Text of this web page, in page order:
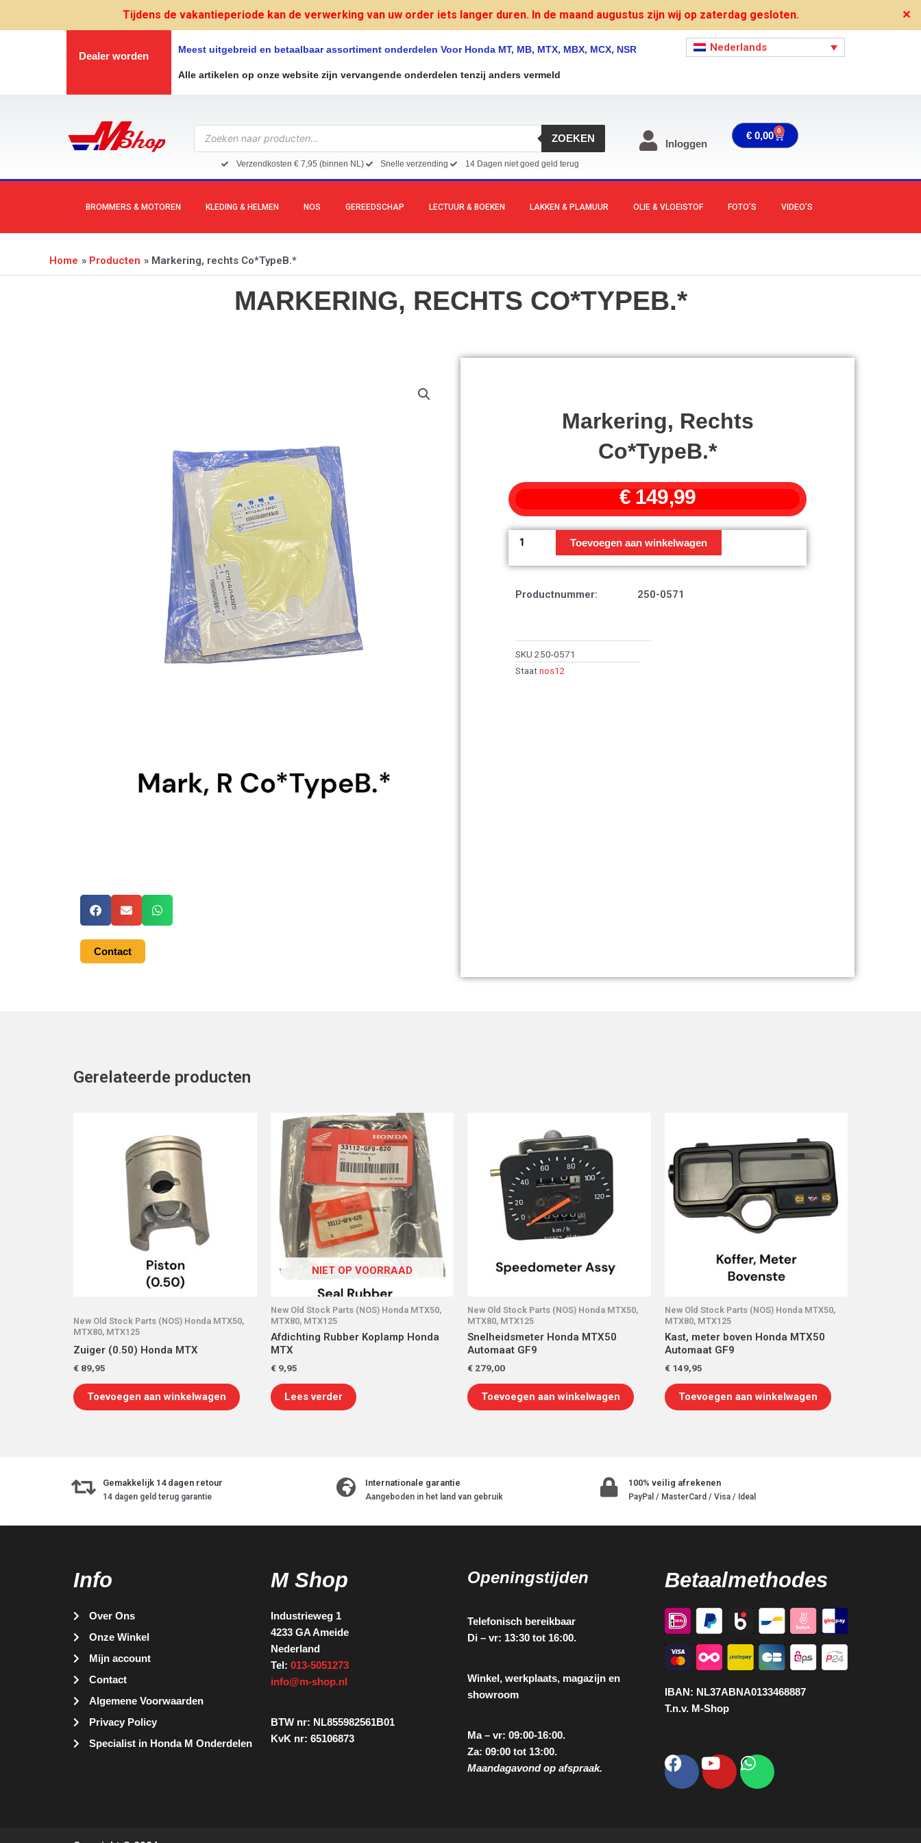
Tijdens de vakantieperiode kan de verwerking van uw order iets langer duren. In de maand augustus zijn wij op zaterdag gesloten. ✕
Dealer worden
Meest uitgebreid en betaalbaar assortiment onderdelen Voor Honda MT, MB, MTX, MBX, MCX, NSR
Alle artikelen op onze website zijn vervangende onderdelen tenzij anders vermeld
Nederlands
Producten
zoeken
ZOEKEN
Verzendkosten € 7,95 (binnen NL) Snelle verzending 14 Dagen niet goed geld terug
Inloggen
€ 0,00 0 Winkelwagen
BROMMERS & MOTOREN KLEDING & HELMEN NOS GEREEDSCHAP LECTUUR & BOEKEN LAKKEN & PLAMUUR OLIE & VLOEISTOF FOTO’S VIDEO’S
Home Producten Markering, rechts Co*TypeB.*
MARKERING, RECHTS CO*TYPEB.*
Contact
Markering, Rechts
Co*TypeB.*
€149,99
Markering,
Co*TypeB.*
Toevoegen aan winkelwagen
Productnummer:
SKU 250-0571
Staatnos12
250-0571
Gerelateerde producten
New Old Stock Parts (NOS) Honda MTX50,
MTX80, MTX125
Zuiger (0.50) Honda MTX
€ 89,95
Toevoegen aan winkelwagen
NIET OP VOORRAAD
New Old Stock Parts (NOS) Honda MTX50,
MTX80, MTX125
Afdichting Rubber Koplamp Honda
MTX
€9,95
Lees verder
New Old Stock Parts (NOS) Honda MTX50,
MTX80, MTX125
Snelheidsmeter Honda MTX50
Automaat GF9
€ 279,00
Toevoegen aan winkelwagen
New Old Stock Parts (NOS) Honda MTX50,
MTX80, MTX125
Kast, meter boven Honda MTX50
Automaat GF9
€149,95
Toevoegen aan winkelwagen
Gemakkelijk 14 dagen retour
14 dagen geld terug garantie
Internationale garantie
Aangeboden in het land van gebruik
100% veilig afrekenen
PayPal / MasterCard / Visa / Ideal
Info
Over Ons
Onze Winkel
Mijn account
Contact
Algemene Voorwaarden
Privacy Policy
Specialist in Honda M Onderdelen
M Shop
Industrieweg 1
4233 GA Ameide
Nederland
Tel: 013-5051273
info@m-shop.nl
BTW nr: NL855982561B01
KvK nr: 65106873
Openingstijden
Telefonisch bereikbaar
Di – vr: 13:30 tot 16:00.
Winkel, werkplaats, magazijn en
showroom
Ma – vr: 09:00-16:00.
Za: 09:00 tot 13:00.
Maandagavond op afspraak.
Betaalmethodes
IBAN: NL37ABNA0133468887
T.n.v. M-Shop
Facebook
YoutubeWhatsapp